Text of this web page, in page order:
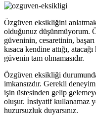
Özgüven eksikliğini
olduğunuz düşünmüyorum.
güveninin, cesaretinin,
kısaca kendine attığı,
güvenin tam olmamasıdır.
Özgüven eksikliği
imkansızdır. Gerekli
işin üstesinden gelip
oluşur. İnsiyatif kullanamaz
huzursuzluk duyarsınız.